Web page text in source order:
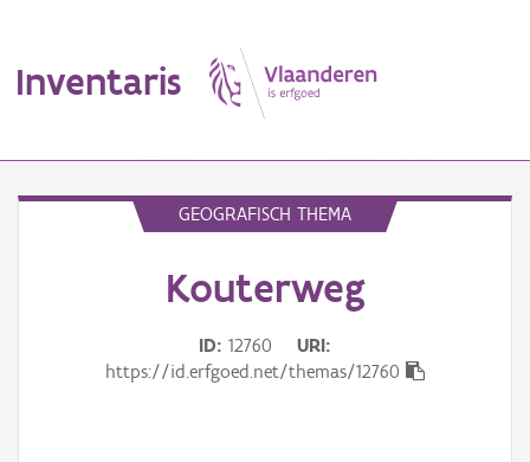
Inventaris
GEOGRAFISCH THEMA
Kouterweg
ID 12760
URI
https://id.erfgoed.net/themas/12760